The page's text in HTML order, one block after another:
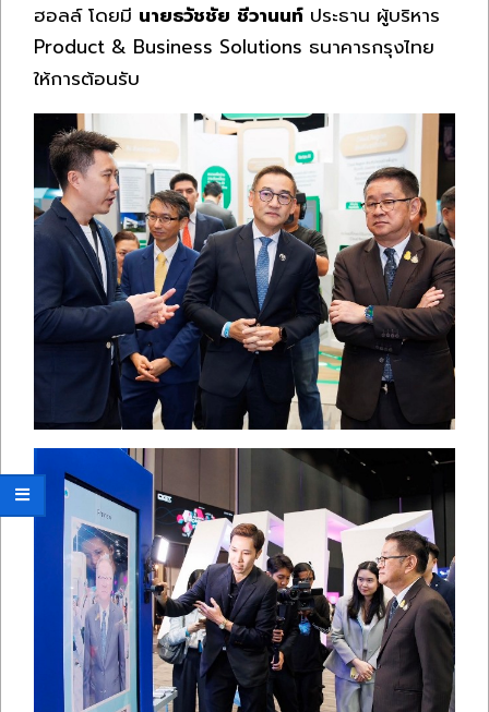
ฮอลล์ โดยมี นายธวัชชัย ชีวานนท์ ประธาน ผู้บริหาร
Product & Business Solutions ธนาคารกรุงไทย
ให้การต้อนรับ